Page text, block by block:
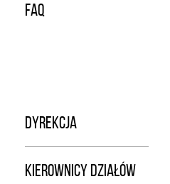
FAQ
DYREKCJA
KIEROWNICY DZIAŁÓW